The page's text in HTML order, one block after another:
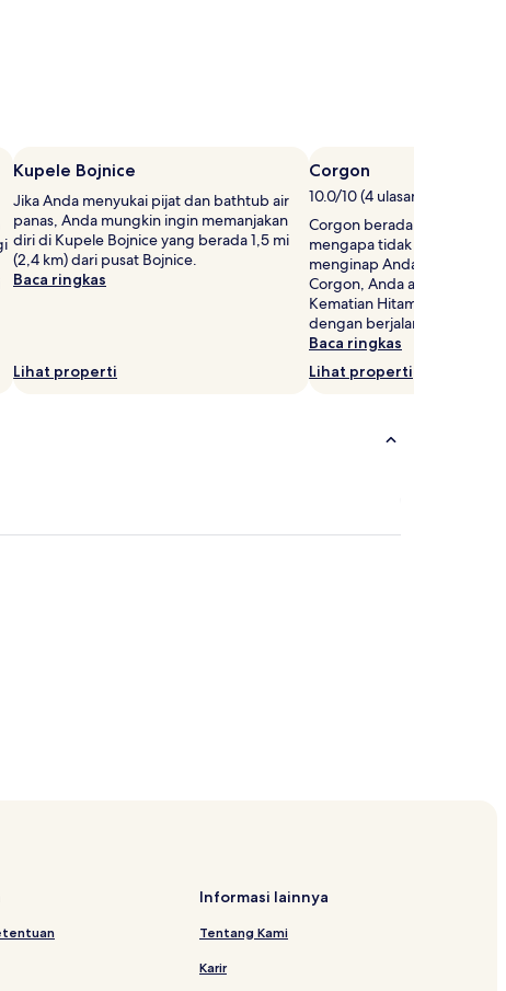
Kupele Bojnice
Jika Anda menyukai pijat dan bathtub air
panas, Anda mungkin ingin memanjakan
diri di Kupele Bojnice yang berada 1,5 mi
(2,4 km) dari pusat Bojnice.
Baca ringkas
Lihat properti
Corgon
10.0/10 (4 ulasan)
Corgon berada di pusat
mengapa tidak mampir
menginap Anda. Jika Anda
Corgon, Anda akan
Kematian Hitam, yang
dengan berjalan kaki.
Baca ringkas
Lihat properti
Informasi lainnya
Tentang Kami
Karir